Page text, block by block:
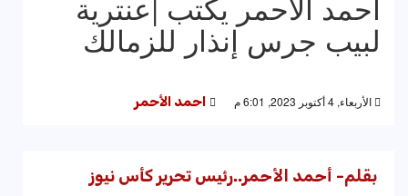
لبيب جرس إنذار للزمالك
الأربعاء, 4 أكتوبر 2023, 6:01 م احمد الأحمر
بقلم- أحمد الأحمر..رئيس تحرير كأس نيوز